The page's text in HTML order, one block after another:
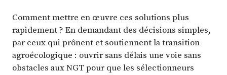
Comment mettre en œuvre ces solutions plus
rapidement ? En demandant des décisions simples,
par ceux qui prônent et soutiennent la transition
agroécologique : ouvrir sans délais une voie sans
obstacles aux NGT pour que les sélectionneurs